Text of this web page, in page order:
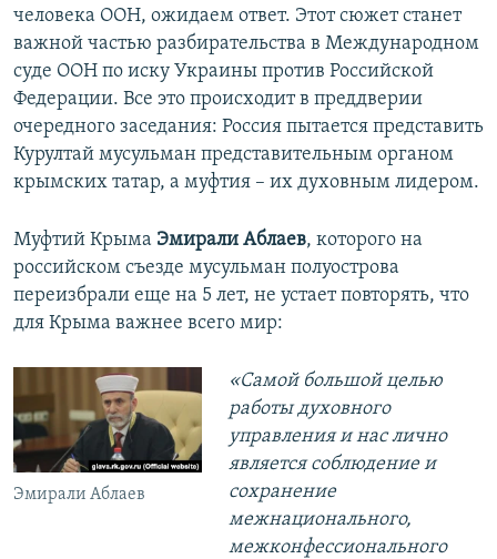
человека ООН, ожидаем ответ. Этот сюжет станет
важной частью разбирательства в Международном
суде ООН по иску Украины против Российской
Федерации. Все это происходит в преддверии
очередного заседания: Россия пытается представить
Курултай мусульман представительным органом
крымских татар, а муфтия – их духовным лидером.
Муфтий Крыма Эмирали Аблаев, которого на
российском съезде мусульман полуострова
переизбрали еще на 5 лет, не устает повторять, что
для Крыма важнее всего мир:
Эмирали Аблаев
«Самой большой целью
работы духовного
управления и нас лично
является соблюдение и
сохранение
межнационального,
межконфессионального